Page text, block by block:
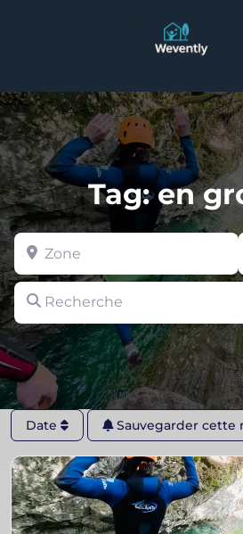
Tag: en
Recherche
Zone
Date Sauvegarder cette